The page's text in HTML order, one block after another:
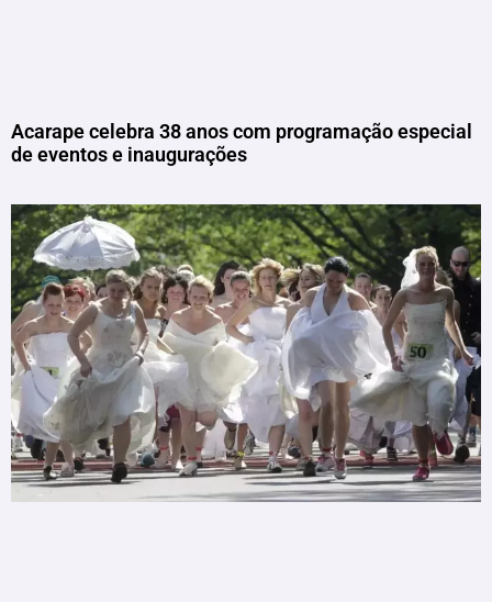
Acarape celebra 38 anos com programação especial
de eventos e inaugurações